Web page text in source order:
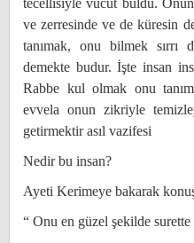
tecellisiyle vücut buldu.
ve zerresinde ve de küresin
tanımak, onu bilmek sırrı
demekte budur. İşte insan
Rabbe kul olmak onu
evvela onun zikriyle
getirmektir asıl vazifesi
Nedir bu insan?
Ayeti Kerimeye bakarak
“ Onu en güzel şekilde surette